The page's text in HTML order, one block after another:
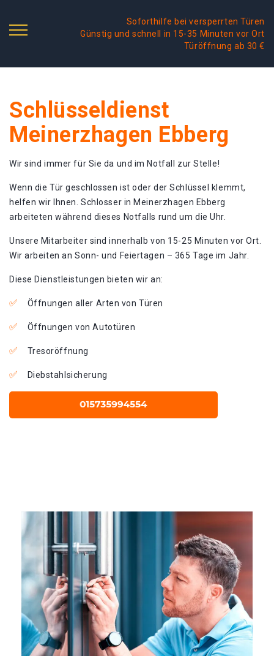
Soforthilfe bei versperrten Türen
Günstig und schnell in 15-35 Minuten vor Ort
Türöffnung ab 30 €
Schlüsseldienst
Meinerzhagen Ebberg
Wir sind immer für Sie da und im Notfall zur Stelle!
Wenn die Tür geschlossen ist oder der Schlüssel klemmt,
helfen wir Ihnen. Schlosser in Meinerzhagen Ebberg
arbeiteten während dieses Notfalls rund um die Uhr.
Unsere Mitarbeiter sind innerhalb von 15-25 Minuten vor Ort.
Wir arbeiten an Sonn- und Feiertagen – 365 Tage im Jahr.
Diese Dienstleistungen bieten wir an:
Öffnungen aller Arten von Türen
Öffnungen von Autotüren
Tresoröffnung
Diebstahlsicherung